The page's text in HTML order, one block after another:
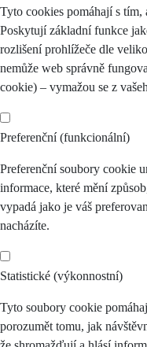
Tyto cookies pomáhají s
Poskytují základní funkce
rozlišení prohlížeče dle
nemůže web správně
cookie) – vymažou se z
Preferenční (funkcionální)
Preferenční soubory cookie
informace, které mění
vypadá jako je váš
nacházíte.
Statistické (výkonnostní)
Tyto soubory cookie
porozumět tomu, jak